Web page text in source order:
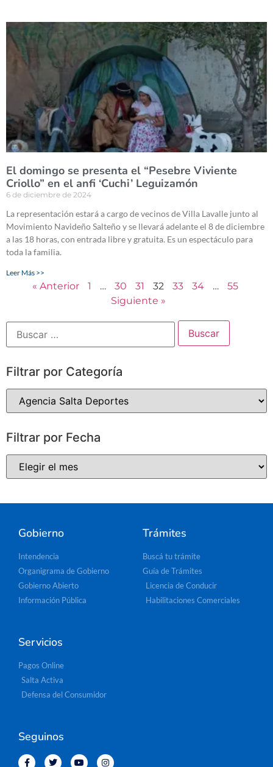
El domingo se presenta el “Pesebre Viviente
Criollo” en el anfi ‘Cuchi’ Leguizamón
6 de diciembre de 2024
La representación estará a cargo de vecinos de Villa Lavalle junto al
Movimiento Navideño Salteño y se llevará adelante el 8 de diciembre
a las 18 horas, con entrada libre y gratuita. Es un espectáculo para
toda la familia.
Leer Más >>
« Anterior 1 … 30 31 32 33 34 …
55
Siguiente »
Filtrar por Categoría
Filtrar por Fecha
Gobierno
Intendencia
Organigrama de Gobierno
Gobierno Abierto
Información Pública
Trámites
Buscá tu trámite
Guía de Trámites
Licencia de Conducir
Habilitaciones Comerciales
Servicios
Pagos Online
Salta Activa
Defensa del Consumidor
Seguinos